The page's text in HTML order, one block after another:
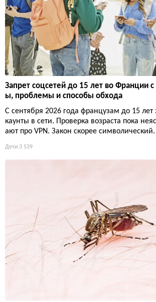
Запрет соцсетей до 15 лет во Франции
ы, проблемы и способы обхода
С сентября 2026 года французам до 15 лет
каунты в сети. Проверка возраста пока
ают про VPN. Закон скорее символический.
Дети 3 539